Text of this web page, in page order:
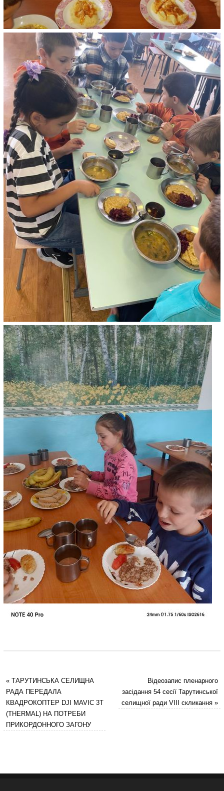
«ТАРУТИНСЬКА СЕЛИЩНА
РАДА ПЕРЕДАЛА
КВАДРОКОПТЕР DJI MAVIC 3T
(THERMAL) НА ПОТРЕБИ
ПРИКОРДОННОГО ЗАГОНУ
Відеозапис пленарного
засідання 54 сесії Тарутинської
селищної ради VIII скликання»